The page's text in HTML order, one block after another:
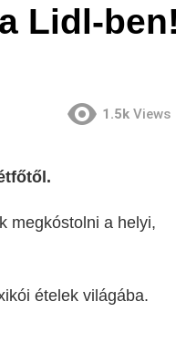
Lidl-ben!
1.5k Views
megkóstolni a helyi,
ételek világába.